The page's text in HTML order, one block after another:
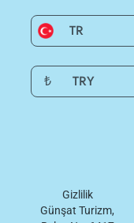
TR
₺ TRY
Gizlilik
Günşat Turizm,